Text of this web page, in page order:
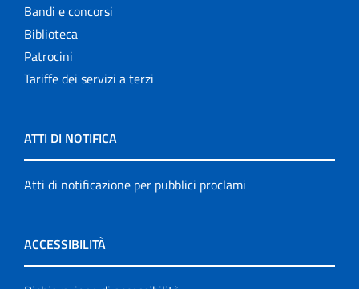
Bandi e concorsi
Biblioteca
Patrocini
Tariffe dei servizi a terzi
ATTI DI NOTIFICA
Atti di notificazione per pubblici proclami
ACCESSIBILITÀ